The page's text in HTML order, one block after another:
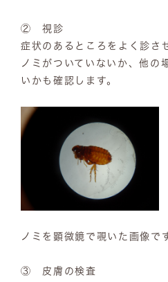
② 視診
症状のあるところをよく診さ
ノミがついていないか、他の
いかも確認します。
ノミを顕微鏡で覗いた画像で
③ 皮膚の検査